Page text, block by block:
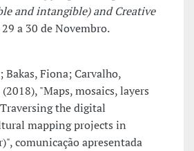
and intangible) and Creative
29 a 30 de Novembro.
Bakas, Fiona; Carvalho,
"Maps, mosaics, layers
the digital
mapping projects in
comunicação apresentada